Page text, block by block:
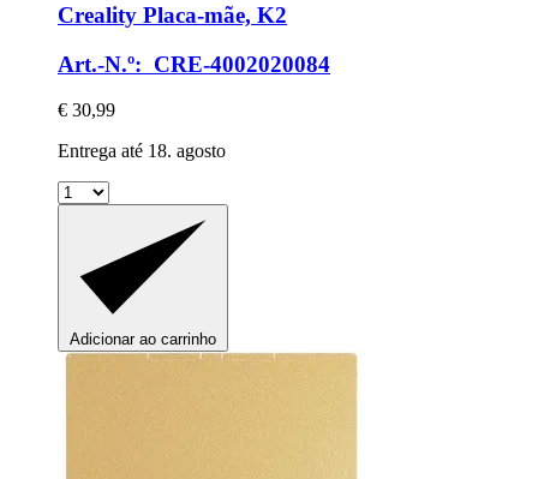
Creality Placa-​mãe, K2
Art.-N.º: CRE-4002020084
€ 30,99
Entrega até 18. agosto
Adicionar ao carrinho